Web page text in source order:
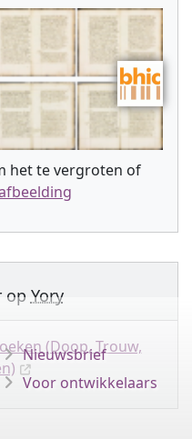
het te vergroten of
op Yory
(Doop, Trouw,
Nieuwsbrief
Voor ontwikkelaars